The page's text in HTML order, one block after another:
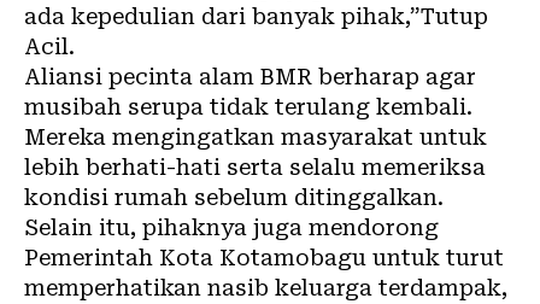
ada kepedulian dari banyak pihak,”Tutup
Acil.
Aliansi pecinta alam BMR berharap agar
musibah serupa tidak terulang kembali.
Mereka mengingatkan masyarakat untuk
lebih berhati-hati serta selalu memeriksa
kondisi rumah sebelum ditinggalkan.
Selain itu, pihaknya juga mendorong
Pemerintah Kota Kotamobagu untuk turut
memperhatikan nasib keluarga terdampak,